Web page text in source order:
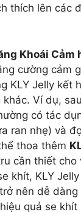
thích lên các
Khoái Cảm
cường cảm
KLY Jelly kết
Ví dụ,
có tác
ran nhẹ) và
thoa thêm
cần thiết cho
khít, KLY
nên dễ dàng
quả se khít